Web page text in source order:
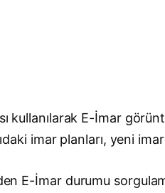
kullanılarak E-İmar
imar planları, yeni
E-İmar durumu